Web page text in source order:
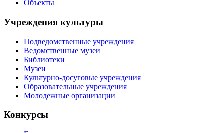
Объекты
Учреждения культуры
Подведомственные учреждения
Ведомственные музеи
Библиотеки
Музеи
Культурно-досуговые учреждения
Образовательные учреждения
Молодежные организации
Конкурсы